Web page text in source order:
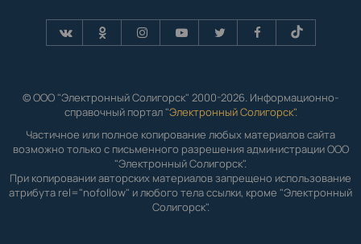
© ООО "Электронный Солигорск" 2000-2026. Информационно-
справочный портал "Электронный Солигорск".
Частичное или полное копирование любых материалов сайта
возможно только с письменного разрешения администрации ООО
"Электронный Солигорск".
При копировании авторских материалов запрещено использование
атрибута rel="nofollow" и любого тела ссылки, кроме "Электронный
Солигорск".